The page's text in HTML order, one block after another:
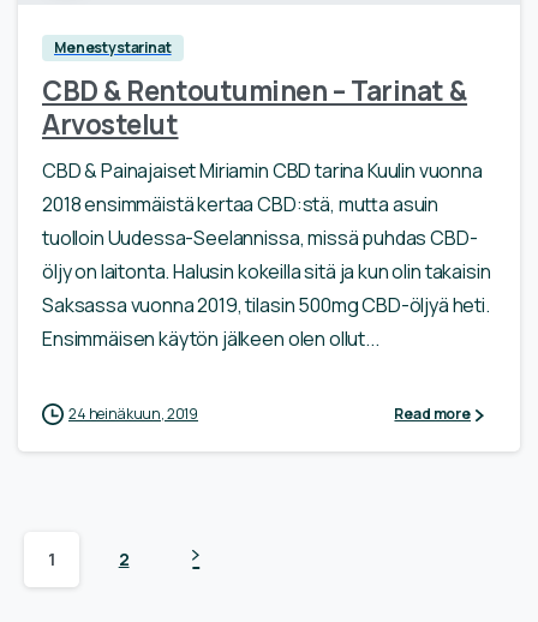
Menestystarinat
CBD & Rentoutuminen – Tarinat &
Arvostelut
CBD & Painajaiset Miriamin CBD tarina Kuulin vuonna
2018 ensimmäistä kertaa CBD:stä, mutta asuin
tuolloin Uudessa-Seelannissa, missä puhdas CBD-
öljy on laitonta. Halusin kokeilla sitä ja kun olin takaisin
Saksassa vuonna 2019, tilasin 500mg CBD-öljyä heti.
Ensimmäisen käytön jälkeen olen ollut...
24 heinäkuun, 2019 Read more
1 2